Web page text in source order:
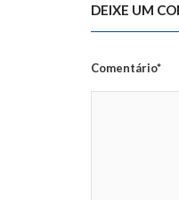
DEIXE UM
Comentário*